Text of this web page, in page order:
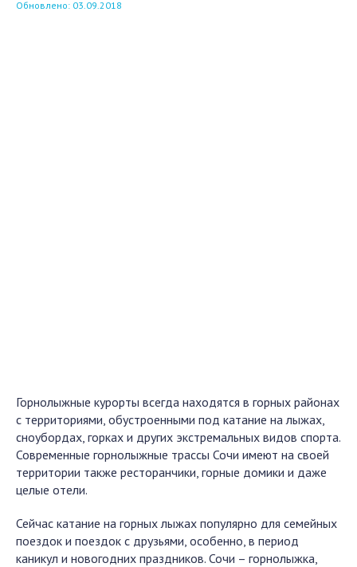
Обновлено: 03.09.2018
Горнолыжные курорты всегда находятся в горных районах
с территориями, обустроенными под катание на лыжах,
сноубордах, горках и других экстремальных видов спорта.
Современные горнолыжные трассы Сочи имеют на своей
территории также ресторанчики, горные домики и даже
целые отели.
Сейчас катание на горных лыжах популярно для семейных
поездок и поездок с друзьями, особенно, в период
каникул и новогодних праздников. Сочи – горнолыжка,